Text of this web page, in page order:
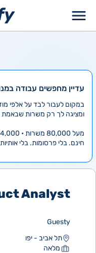
עדיין מחפשים עבודה
ומציגה לך רק משרות שבאמת
מעל 80,000 משרות • 4,000 חדשות ביום
חינם. בלי פרסומות. בלי
Analyst
Guesty
תל אביב - יפו
מלאה